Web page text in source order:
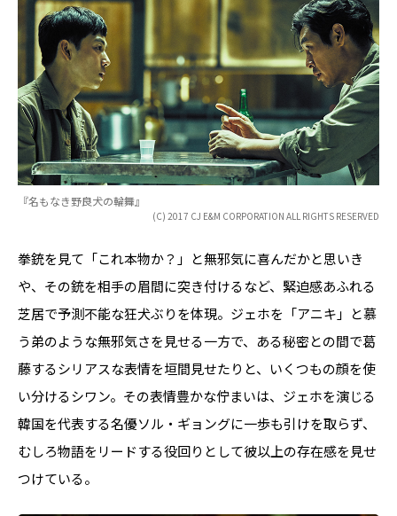
『名もなき野良犬の輪舞』
(C) 2017 CJ E&M CORPORATION ALL RIGHTS RESERVED
拳銃を見て「これ本物か？」と無邪気に喜んだかと思いき
や、その銃を相手の眉間に突き付けるなど、緊迫感あふれる
芝居で予測不能な狂犬ぶりを体現。ジェホを「アニキ」と慕
う弟のような無邪気さを見せる一方で、ある秘密との間で葛
藤するシリアスな表情を垣間見せたりと、いくつもの顔を使
い分けるシワン。その表情豊かな佇まいは、ジェホを演じる
韓国を代表する名優ソル・ギョングに一歩も引けを取らず、
むしろ物語をリードする役回りとして彼以上の存在感を見せ
つけている。